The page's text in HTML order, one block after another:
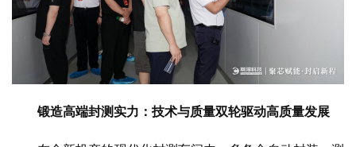
锻造高端封测实力：技术与质量双轮驱动高质量发展